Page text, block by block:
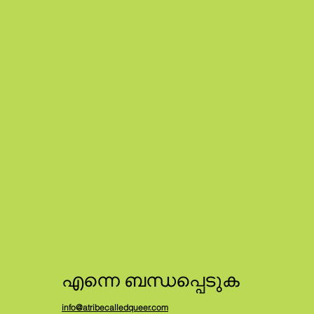
എന്നെ ബന്ധപ്പെടുക
info@atribecalledqueer.com